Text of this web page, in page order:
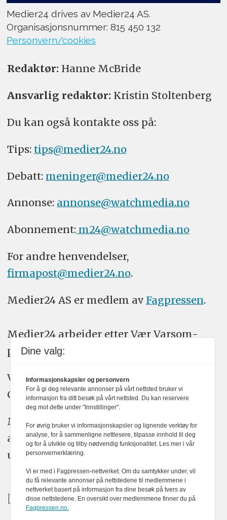
Medier24 drives av Medier24 AS.
Organisasjonsnummer: 815 450 132
Personvern/cookies
Redaktør: Hanne McBride
Ansvarlig redaktør: Kristin Stoltenberg
Du kan også kontakte oss på:
Tips: tips@medier24.no
Debatt: meninger@medier24.no
Annonse: annonse@watchmedia.no
Abonnement:m24@watchmedia.no
For andre henvendelser,
firmapost@medier24.no.
Medier24 AS er medlem av Fagpressen.
Medier24 arbeider etter Vær Varsom-
plakatens regler for god presseskikk.
Vi bruker KI-verktøy som ChatGPT,
Claude, og Gemini i journalistikken vår.
Medier24s redaksjon har alltid det fulle
ansvar for publisert innhold, med eller
uten bruk av kunstig intelligens.
Dine valg:
Informasjonskapsler og personvern
For å gi deg relevante annonser på vårt nettsted bruker vi
informasjon fra ditt besøk på vårt nettsted. Du kan reservere
deg mot dette under "Innstillinger".
For øvrig bruker vi informasjonskapsler og lignende verktøy for
analyse, for å sammenligne nettlesere, tilpasse innhold til deg
og for å utvikle og tilby nødvendig funksjonalitet. Les mer i vår
personvernerklæring.
Vi er med i Fagpressen-nettverket. Om du samtykker under, vil
du få relevante annonser på nettstedene til medlemmene i
nettverket basert på informasjon fra dine besøk på tvers av
disse nettstedene. En oversikt over medlemmene finner du på
Fagpressen.no.